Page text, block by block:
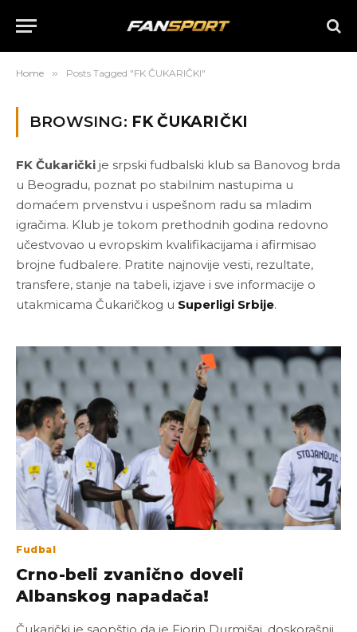
Home » Posts Tagged "FK ČUKARIČKI"
BROWSING: FK ČUKARIČKI
FK Čukarički je srpski fudbalski klub sa Banovog brda
u Beogradu, poznat po stabilnim nastupima u
domaćem prvenstvu i uspešnom radu sa mladim
igračima. Klub je tokom prethodnih godina redovno
učestvovao u evropskim kvalifikacijama i afirmisao
brojne fudbalere. Pratite najnovije vesti, rezultate,
transfere, stanje na tabeli, izjave i sve informacije o
utakmicama Čukaričkog u Superligi Srbije.
Fudbal
Crno-beli zvanično doveli
Albanskog napadača!
Čukarički je saopštio da je Fiorin Durmišaj, doskorašnji